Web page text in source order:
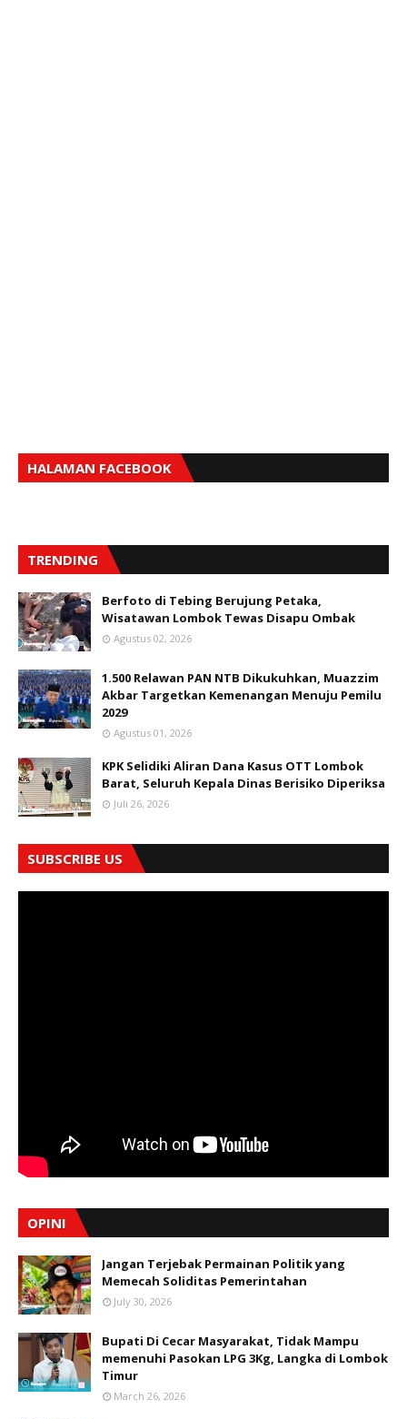
HALAMAN FACEBOOK
TRENDING
Berfoto di Tebing Berujung Petaka,
Wisatawan Lombok Tewas Disapu Ombak
Agustus 02, 2026
1.500 Relawan PAN NTB Dikukuhkan, Muazzim
Akbar Targetkan Kemenangan Menuju Pemilu
2029
Agustus 01, 2026
KPK Selidiki Aliran Dana Kasus OTT Lombok
Barat, Seluruh Kepala Dinas Berisiko Diperiksa
Juli 26, 2026
SUBSCRIBE US
OPINI
Jangan Terjebak Permainan Politik yang
Memecah Soliditas Pemerintahan
July 30, 2026
Bupati Di Cecar Masyarakat, Tidak Mampu
memenuhi Pasokan LPG 3Kg, Langka di Lombok
Timur
March 26, 2026